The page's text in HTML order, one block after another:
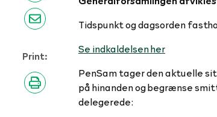
Print:
Tidspunkt og dagsorden
Se indkaldelsen her
PenSam tager den aktuelle
på hinanden og begrænse
delegerede: